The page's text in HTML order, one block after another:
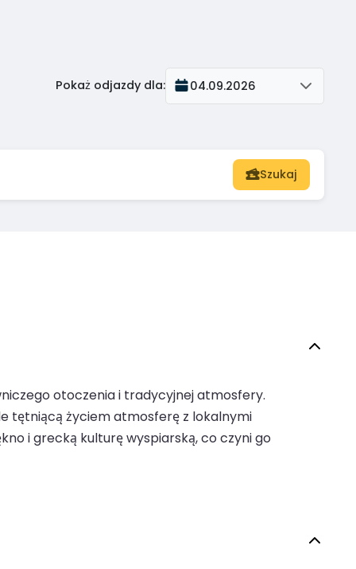
Pokaż odjazdy dla: 04.09.2026
Szukaj
otoczenia i tradycyjnej atmosfery.
tętniącą życiem atmosferę z lokalnymi
i grecką kulturę wyspiarską, co czyni go